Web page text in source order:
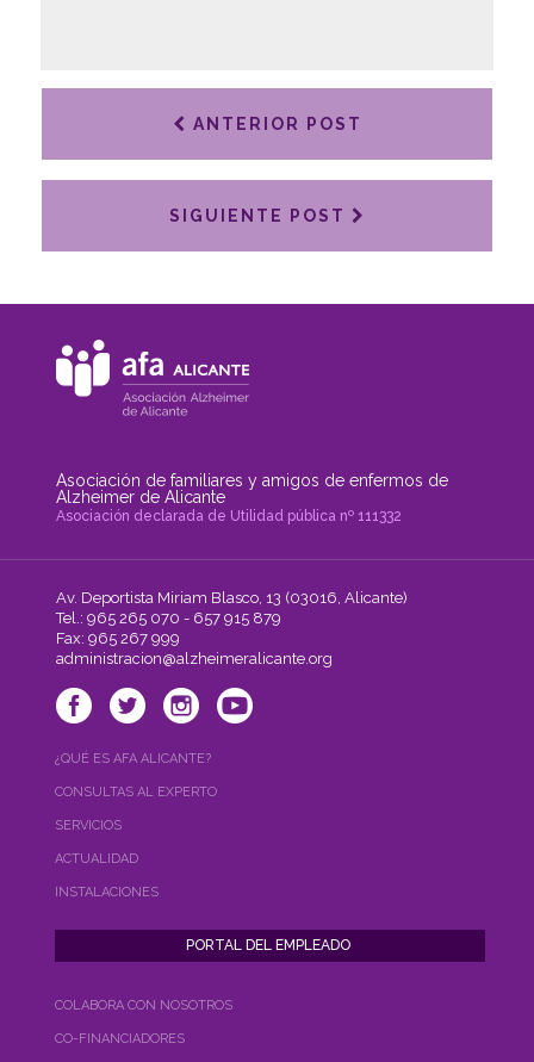
ANTERIOR POST
SIGUIENTE POST
Asociación de familiares y amigos de enfermos de
Alzheimer de Alicante
Asociación declarada de Utilidad pública nº 111332
Av. Deportista Miriam Blasco, 13 (03016, Alicante)
Tel.: 965 265 070 - 657 915 879
Fax: 965 267 999
administracion@alzheimeralicante.org
¿QUÉ ES AFA ALICANTE?
CONSULTAS AL EXPERTO
SERVICIOS
ACTUALIDAD
INSTALACIONES
COLABORA CON NOSOTROS
CO-FINANCIADORES